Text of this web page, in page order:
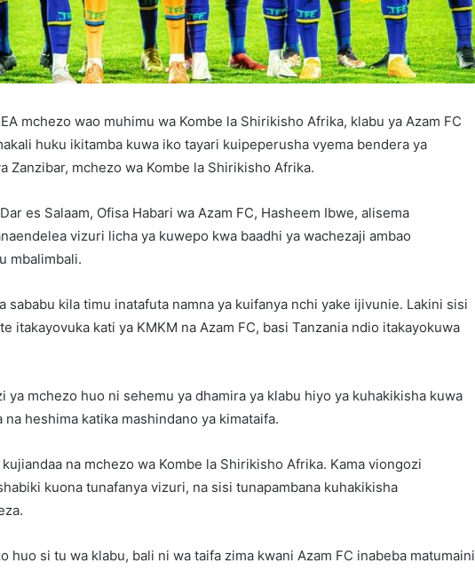
mchezo wao muhimu wa Kombe la Shirikisho Afrika, klabu ya Azam FC
huku ikitamba kuwa iko tayari kuipeperusha vyema bendera ya
Zanzibar, mchezo wa Kombe la Shirikisho Afrika.
es Salaam, Ofisa Habari wa Azam FC, Hasheem Ibwe, alisema
vizuri licha ya kuwepo kwa baadhi ya wachezaji ambao
mbalimbali.
sababu kila timu inatafuta namna ya kuifanya nchi yake ijivunie. Lakini sisi
itakayovuka kati ya KMKM na Azam FC, basi Tanzania ndio itakayokuwa
ya mchezo huo ni sehemu ya dhamira ya klabu hiyo ya kuhakikisha kuwa
heshima katika mashindano ya kimataifa.
na mchezo wa Kombe la Shirikisho Afrika. Kama viongozi
kuona tunafanya vizuri, na sisi tunapambana kuhakikisha
huo si tu wa klabu, bali ni wa taifa zima kwani Azam FC inabeba matumaini